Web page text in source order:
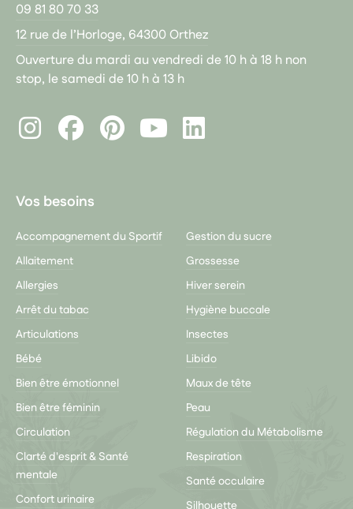
09 81 80 70 33
12 rue de l’Horloge, 64300 Orthez
Ouverture du mardi au vendredi de 10 h à 18 h non
stop, le samedi de 10 h à 13 h
InstagramFacebookPinterest
LinkedIn
Vos besoins
Accompagnement du Sportif
Allaitement
Allergies
Arrêt du tabac
Articulations
Bébé
Bien être émotionnel
Bien être féminin
Circulation
Clarté d'esprit & Santé
mentale
Confort urinaire
Gestion du sucre
Grossesse
Hiver serein
Hygiène buccale
Insectes
Libido
Maux de tête
Peau
Régulation du Métabolisme
Respiration
Santé occulaire